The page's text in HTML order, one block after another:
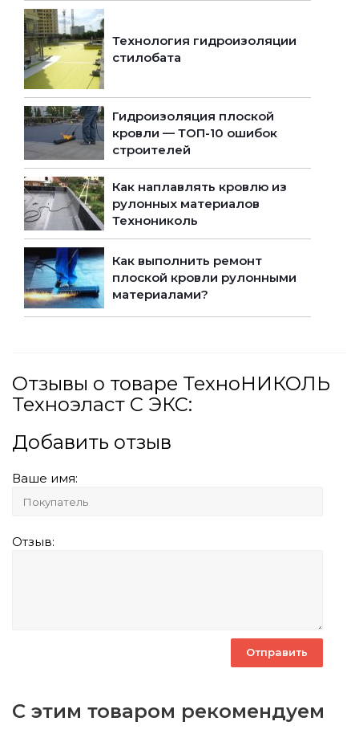
Технология гидроизоляции
стилобата
Гидроизоляция плоской
кровли — ТОП-10 ошибок
строителей
Как наплавлять кровлю из
рулонных материалов
Технониколь
Как выполнить ремонт
плоской кровли рулонными
материалами?
Отзывы о товаре ТехноНИКОЛЬ
Техноэласт С ЭКС:
Добавить отзыв
Ваше имя:
Отзыв:
С этим товаром рекомендуем